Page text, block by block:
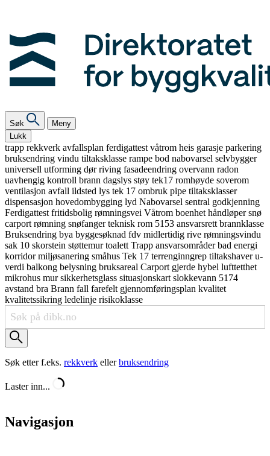
Søk
Meny
Lukk
trapp rekkverk avfallsplan ferdigattest våtrom heis garasje parkering
bruksendring vindu tiltaksklasse rampe bod nabovarsel selvbygger
universell utforming dørriving fasadeendring overvann radon
uavhengig kontroll brann dagslys støy tek17 romhøyde soverom
ventilasjon avfall ildsted lys tek 17 ombruk pipe tiltaksklasser
dispensasjon hovedombygging lyd Nabovarsel sentral godkjenning
Ferdigattest fritidsbolig rømningsvei Våtrom boenhet håndløpersnø
carport rømning snøfangerteknisk rom 5153 ansvarsrett brannklasse
Bruksendring bya byggesøknad fdv midlertidig rive rømningsvindu
sak 10 skorstein støttemurtoalett Trapp ansvarsområderbad energi
korridormiljøsanering småhus Tek 17 terrenginngrep tiltakshaveru-
verdi balkong belysning bruksareal Carport gjerde hybel lufttetthet
mikrohus mursikkerhetsglass situasjonskart slokkevann 5174
avstand bra Brann fall farefelt gjennomføringsplan kvalitet
kvalitetssikring ledelinje risikoklasse
Søk etter f.eks. rekkverk ellerbruksendring
Laster inn...
Navigasjon